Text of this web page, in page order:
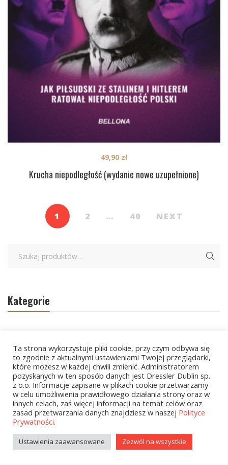
Krucha niepodległość (wydanie nowe uzupełnione)
49,90 zł
1 2 … 40 NEXT
Kategorie
Kolekcje Biedronka - 16.03.2026
Wielcy Humaniści – 16.03.2026
Kolekcje Biedronka - 13.04.2026
Kolekcje Biedronka
Kolekcje Biedronka - 16.02.2026
Ta strona wykorzystuje pliki cookie, przy czym odbywa się
to zgodnie z aktualnymi ustawieniami Twojej przeglądarki,
które możesz w każdej chwili zmienić. Administratorem
pozyskanych w ten sposób danych jest Dressler Dublin sp.
z o.o. Informacje zapisane w plikach cookie przetwarzamy
w celu umożliwienia prawidłowego działania strony oraz w
innych celach, zaś więcej informacji na temat celów oraz
zasad przetwarzania danych znajdziesz w naszej Polityce
Prywatności.
Ustawienia zaawansowane Zezwól na wszystkie